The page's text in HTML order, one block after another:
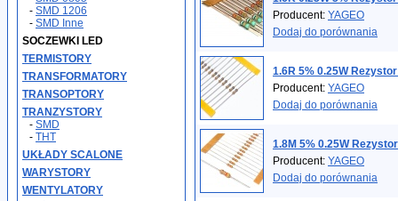
- SMD 1206
- SMD Inne
SOCZEWKI LED
TERMISTORY
TRANSFORMATORY
TRANSOPTORY
TRANZYSTORY
- SMD
- THT
UKŁADY SCALONE
WARYSTORY
WENTYLATORY
Producent: YAGEO
Dodaj do porównania
1.6R 5% 0.25W
Producent: YAGEO
Dodaj do porównania
1.8M 5% 0.25W
Producent: YAGEO
Dodaj do porównania